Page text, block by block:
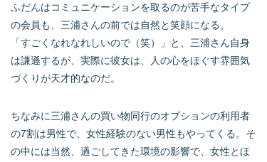
ふだんはコミュニケーションを取るのが苦手なタイプ
の会員も、三浦さんの前では自然と笑顔になる。
「すごくなれなれしいので（笑）」と、三浦さん自身
は謙遜するが、実際に彼女は、人の心をほぐす雰囲気
づくりが天才的なのだ。
ちなみに三浦さんの買い物同行のオプションの利用者
の7割は男性で、女性経験のない男性もやってくる。そ
の中には当然、過ごしてきた環境の影響で、女性とほ